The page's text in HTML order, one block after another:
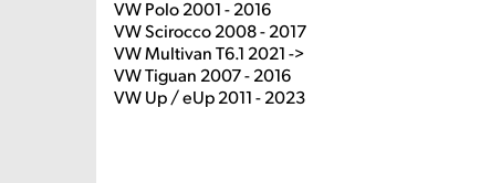
VW Polo 2001 - 2016
VW Scirocco 2008 - 2017
VW Multivan T6.1 2021 ->
VW Tiguan 2007 - 2016
VW Up / eUp 2011 - 2023